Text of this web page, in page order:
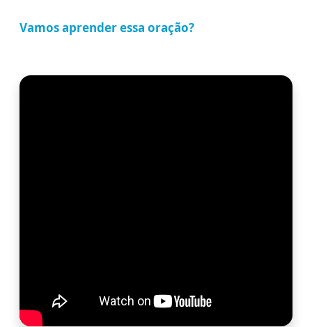
Vamos aprender essa oração?